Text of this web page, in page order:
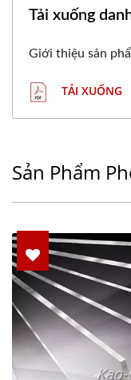
Tải xuống
Giới thiệu sản
TẢI XUỐNG
Sản Phẩm